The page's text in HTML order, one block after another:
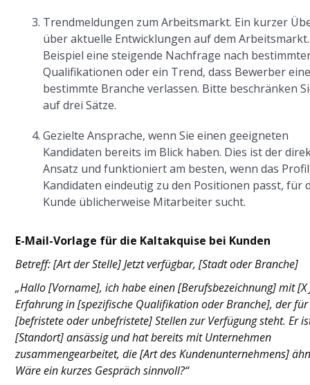
Trendmeldungen zum Arbeitsmarkt. Ein kurzer
über aktuelle Entwicklungen auf dem
Beispiel eine steigende Nachfrage nach
Qualifikationen oder ein Trend, dass Bewerber
bestimmte Branche verlassen. Bitte beschränken
auf drei Sätze.
Gezielte Ansprache, wenn Sie einen geeigneten
Kandidaten bereits im Blick haben. Dies ist der
Ansatz und funktioniert am besten, wenn das
Kandidaten eindeutig zu den Positionen passt, für
Kunde üblicherweise Mitarbeiter sucht.
E-Mail-Vorlage für die Kaltakquise bei Kunden
Betreff: [Art der Stelle] Jetzt verfügbar, [Stadt oder Branche]
„Hallo [Vorname], ich habe einen [Berufsbezeichnung] mit [X
Erfahrung in [spezifische Qualifikation oder Branche], der für
[befristete oder unbefristete] Stellen zur Verfügung steht. Er
[Standort] ansässig und hat bereits mit Unternehmen
zusammengearbeitet, die [Art des Kundenunternehmens]
Wäre ein kurzes Gespräch sinnvoll?“